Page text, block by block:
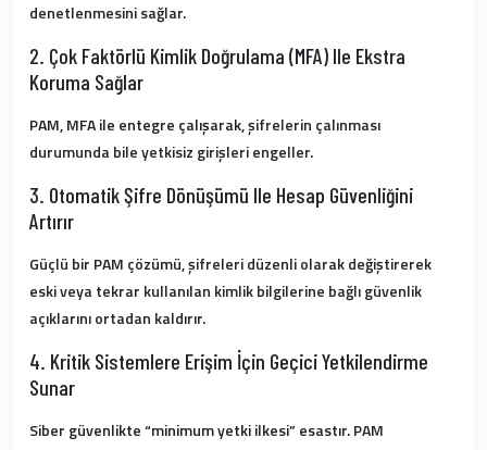
denetlenmesini sağlar.
2. Çok Faktörlü Kimlik Doğrulama (MFA) Ile Ekstra
Koruma Sağlar
PAM, MFA ile entegre çalışarak,şifrelerin çalınması
durumunda bile yetkisiz girişleri engeller.
3. Otomatik Şifre Dönüşümü Ile Hesap Güvenliğini
Artırır
Güçlü bir PAM çözümü,şifreleri düzenli olarak değiştirerek
eski veya tekrar kullanılan kimlik bilgilerine bağlı güvenlik
açıklarını ortadan kaldırır.
4. Kritik Sistemlere Erişim İçin Geçici Yetkilendirme
Sunar
Siber güvenlikte “minimum yetki ilkesi” esastır.PAM